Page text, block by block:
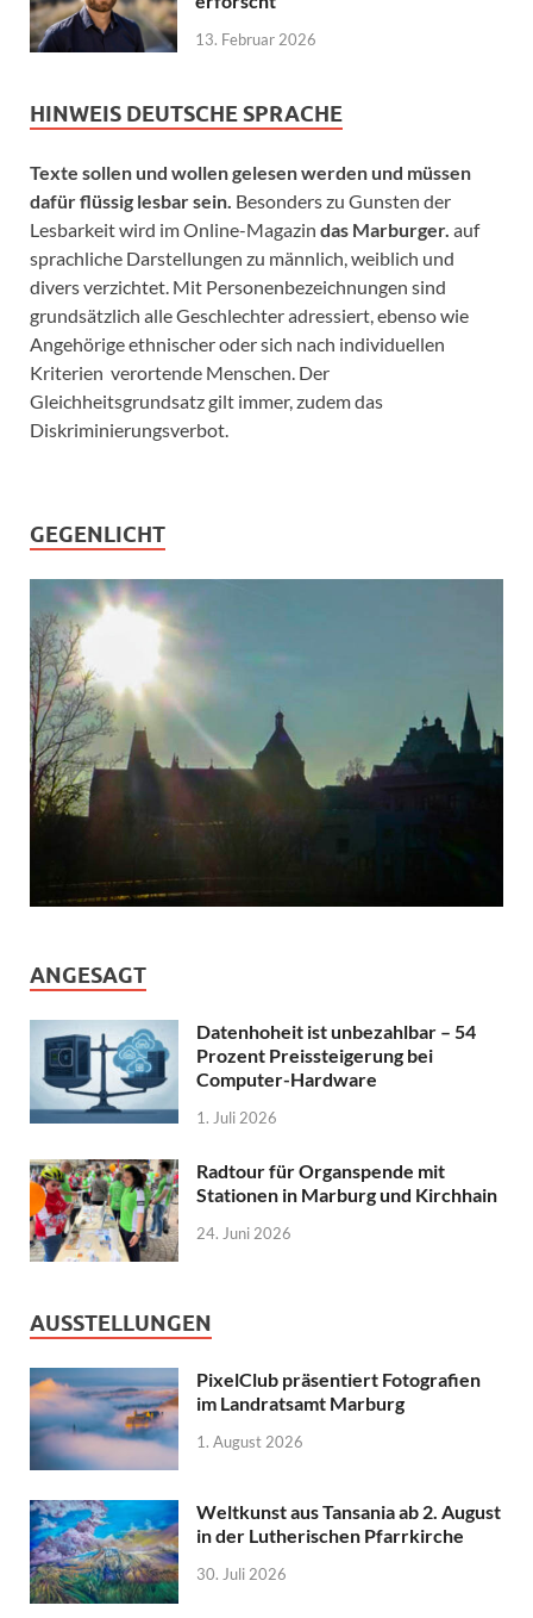
13. Februar 2026
HINWEIS DEUTSCHE SPRACHE
Texte sollen und wollen gelesen werden und müssen
dafür flüssig lesbar sein. Besonders zu Gunsten der
Lesbarkeit wird im Online-Magazin das Marburger. auf
sprachliche Darstellungen zu männlich, weiblich und
divers verzichtet. Mit Personenbezeichnungen sind
grundsätzlich alle Geschlechter adressiert, ebenso wie
Angehörige ethnischer oder sich nach individuellen
Kriterien verortende Menschen. Der
Gleichheitsgrundsatz gilt immer, zudem das
Diskriminierungsverbot.
GEGENLICHT
ANGESAGT
Datenhoheit ist unbezahlbar – 54
Prozent Preissteigerung bei
Computer-Hardware
1. Juli 2026
Radtour für Organspende mit
Stationen in Marburg und Kirchhain
24. Juni 2026
AUSSTELLUNGEN
PixelClub präsentiert Fotografien
im Landratsamt Marburg
1. August 2026
Weltkunst aus Tansania ab 2. August
in der Lutherischen Pfarrkirche
30. Juli 2026